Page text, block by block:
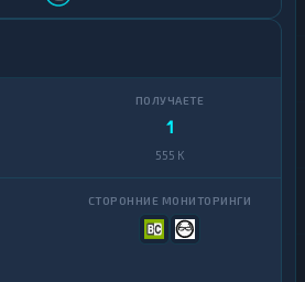
1
555 K